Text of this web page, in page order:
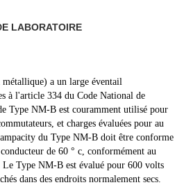
LABORATOIRE
a un large éventail
à l'article 334 du Code National de
Type NM-B est couramment utilisé pour
et charges évaluées pour au
du Type NM-B doit être conforme
de 60 ° c, conformément au
Type NM-B est évalué pour 600 volts
dans des endroits normalement secs.